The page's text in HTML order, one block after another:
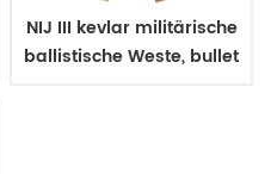
NIJ III kevlar militärische
ballistische Weste, bullet